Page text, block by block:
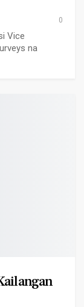
0
Vice
na